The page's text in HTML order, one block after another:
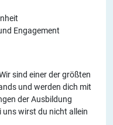
Engagement
sind einer der größten
und werden dich mit
der Ausbildung
wirst du nicht allein